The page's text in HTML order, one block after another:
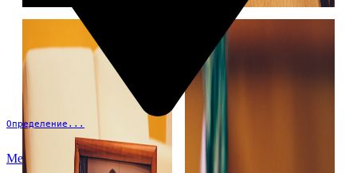
Определение...
Меню